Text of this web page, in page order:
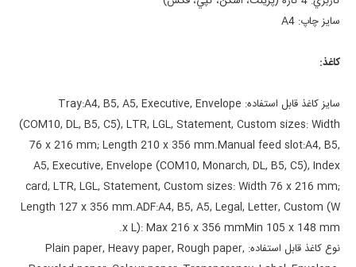
سايز چاپ: A4
کاغذ:
سايز کاغذ قابل استفاده: Tray:A4, B5, A5, Executive, Envelope
(COM10, DL, B5, C5), LTR, LGL, Statement, Custom sizes: Width
76 x 216 mm; Length 210 x 356 mm.Manual feed slot:A4, B5,
A5, Executive, Envelope (COM10, Monarch, DL, B5, C5), Index
card, LTR, LGL, Statement, Custom sizes: Width 76 x 216 mm;
Length 127 x 356 mm.ADF:A4, B5, A5, Legal, Letter, Custom (W
x L): Max 216 x 356 mmMin 105 x 148 mm.
نوع کاغذ قابل استفاده: Plain paper, Heavy paper, Rough paper,